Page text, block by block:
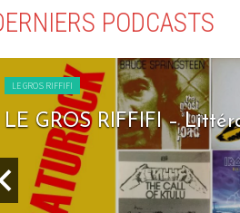
PODCASTS
LE GROS RIFFIFI
LE GROS RIFFIFI –